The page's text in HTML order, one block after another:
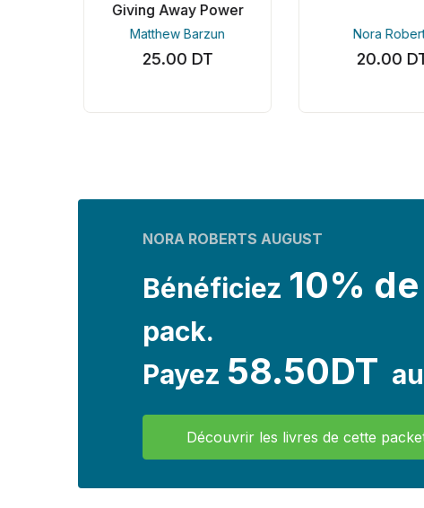
Giving Away Power
Matthew Barzun
25.00DT
Nora
20.00 DT
NORA ROBERTS AUGUST
Bénéficiez 10%
pack.
Payez 58.50DT
Découvrir les livres de cette